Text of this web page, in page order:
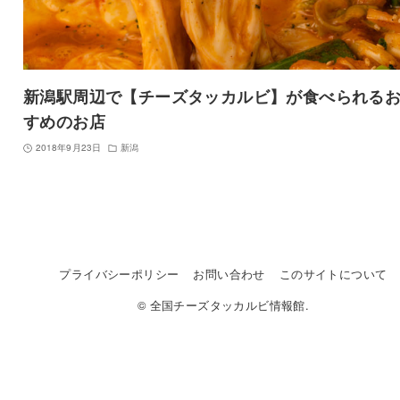
新潟駅周辺で【チーズタッカルビ】が食べられる
すめのお店
2018年9月23日 新潟
プライバシーポリシー お問い合わせ
このサイトについて
© 全国チーズタッカルビ情報館.